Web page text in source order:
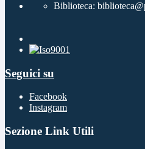
Biblioteca:
Seguici su
Facebook
Instagram
Sezione Link Utili